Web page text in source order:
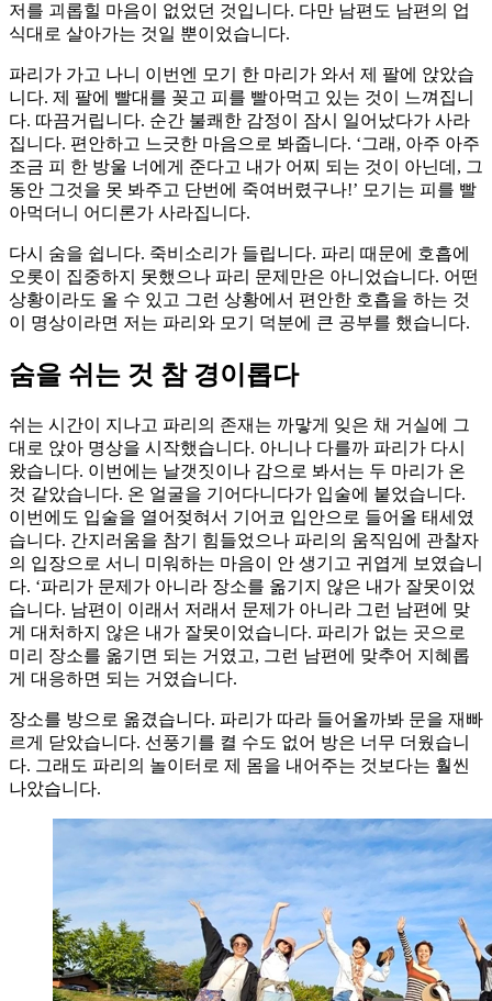
저를 괴롭힐 마음이 없었던 것입니다. 다만 남편도 남편의 업
식대로 살아가는 것일 뿐이었습니다.
파리가 가고 나니 이번엔 모기 한 마리가 와서 제 팔에 앉았습
니다. 제 팔에 빨대를 꽂고 피를 빨아먹고 있는 것이 느껴집니
다. 따끔거립니다. 순간 불쾌한 감정이 잠시 일어났다가 사라
집니다. 편안하고 느긋한 마음으로 봐줍니다. ‘그래, 아주 아주
조금 피 한 방울 너에게 준다고 내가 어찌 되는 것이 아닌데, 그
동안 그것을 못 봐주고 단번에 죽여버렸구나!’ 모기는 피를 빨
아먹더니 어디론가 사라집니다.
다시 숨을 쉽니다. 죽비소리가 들립니다. 파리 때문에 호흡에
오롯이 집중하지 못했으나 파리 문제만은 아니었습니다. 어떤
상황이라도 올 수 있고 그런 상황에서 편안한 호흡을 하는 것
이 명상이라면 저는 파리와 모기 덕분에 큰 공부를 했습니다.
숨을 쉬는 것 참 경이롭다
쉬는 시간이 지나고 파리의 존재는 까맣게 잊은 채 거실에 그
대로 앉아 명상을 시작했습니다. 아니나 다를까 파리가 다시
왔습니다. 이번에는 날갯짓이나 감으로 봐서는 두 마리가 온
것 같았습니다. 온 얼굴을 기어다니다가 입술에 붙었습니다.
이번에도 입술을 열어젖혀서 기어코 입안으로 들어올 태세였
습니다. 간지러움을 참기 힘들었으나 파리의 움직임에 관찰자
의 입장으로 서니 미워하는 마음이 안 생기고 귀엽게 보였습니
다. ‘파리가 문제가 아니라 장소를 옮기지 않은 내가 잘못이었
습니다. 남편이 이래서 저래서 문제가 아니라 그런 남편에 맞
게 대처하지 않은 내가 잘못이었습니다. 파리가 없는 곳으로
미리 장소를 옮기면 되는 거였고, 그런 남편에 맞추어 지혜롭
게 대응하면 되는 거였습니다.
장소를 방으로 옮겼습니다. 파리가 따라 들어올까봐 문을 재빠
르게 닫았습니다. 선풍기를 켤 수도 없어 방은 너무 더웠습니
다. 그래도 파리의 놀이터로 제 몸을 내어주는 것보다는 훨씬
나았습니다.